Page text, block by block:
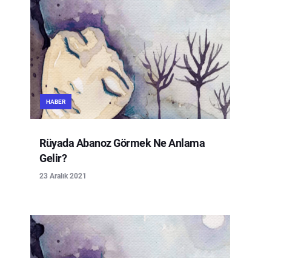
HABER
Rüyada Abanoz Görmek Ne Anlama
Gelir?
23 Aralık 2021